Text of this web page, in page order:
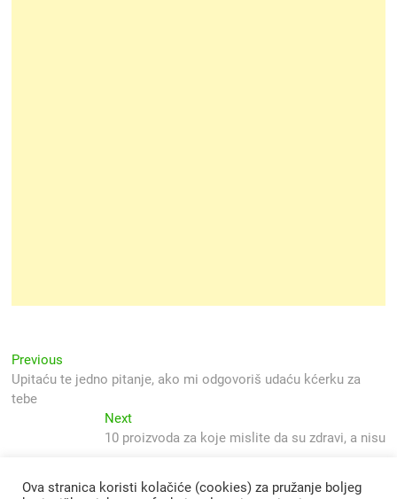
Navigacija
objava
Previous
post:
Upitaću te jedno pitanje, ako mi odgovoriš udaću kćerku za
tebe
NextNext
post:
10 proizvoda za koje mislite da su zdravi, a nisu
Ova stranica koristi kolačiće (cookies) za pružanje boljeg